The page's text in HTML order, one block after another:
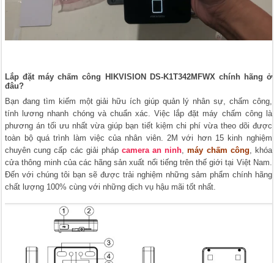
Lắp đặt máy chấm công HIKVISION DS-K1T342MFWX chính hãng ở
đâu?
Bạn đang tìm kiếm một giải hữu ích giúp quản lý nhân sự, chấm công,
tính lương nhanh chóng và chuẩn xác. Việc lắp đặt máy chấm công là
phương án tối ưu nhất vừa giúp bạn tiết kiệm chi phí vừa theo dõi được
toàn bộ quá trình làm việc của nhân viên. 2M với hơn 15 kinh nghiệm
chuyên cung cấp các giải pháp camera an ninh ,máy chấm công , khóa
cửa thông minh của các hãng sản xuất nổi tiếng trên thế giới tại Việt Nam.
Đến với chúng tôi bạn sẽ được trải nghiệm những sảm phẩm chính hãng
chất lượng 100% cùng với những dịch vụ hậu mãi tốt nhất.